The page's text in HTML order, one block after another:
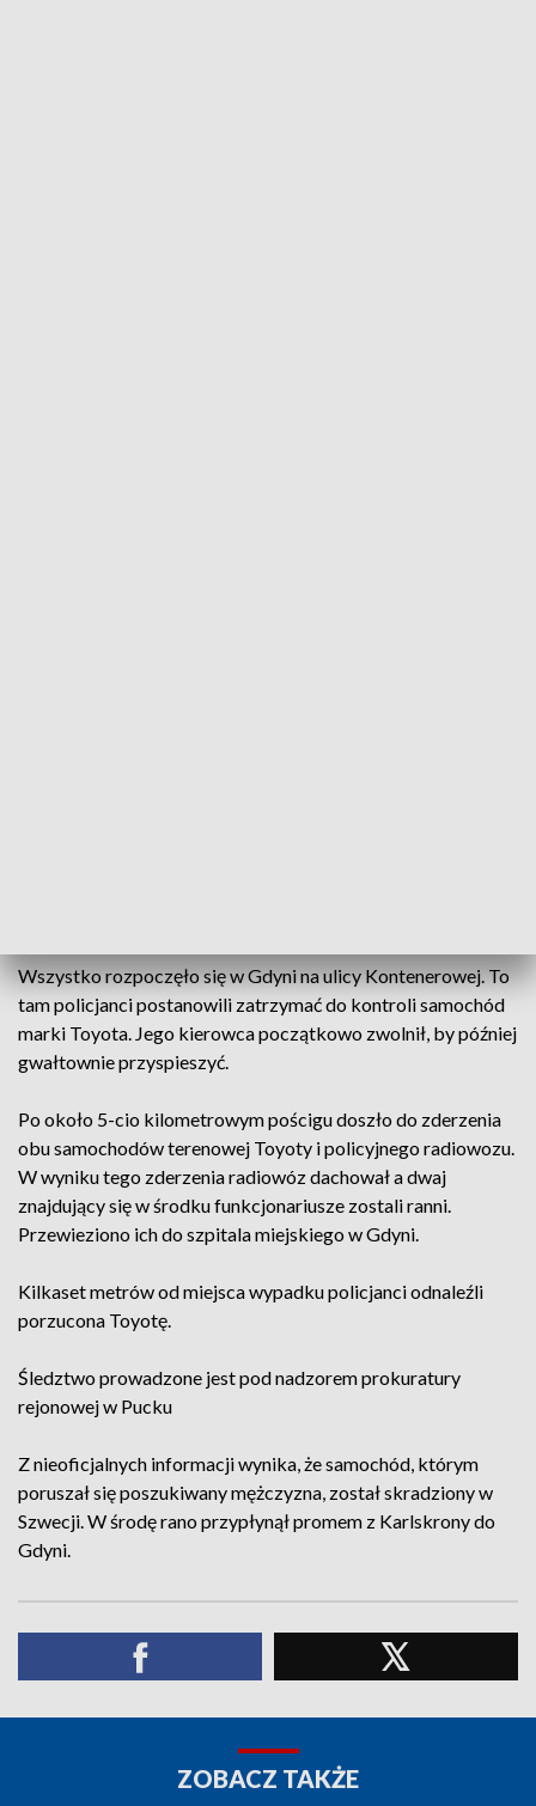
Wszystko rozpoczęło się w Gdyni na ulicy Kontenerowej. To
tam policjanci postanowili zatrzymać do kontroli samochód
marki Toyota. Jego kierowca początkowo zwolnił, by później
gwałtownie przyspieszyć.
Po około 5-cio kilometrowym pościgu doszło do zderzenia
obu samochodów terenowej Toyoty i policyjnego radiowozu.
W wyniku tego zderzenia radiowóz dachował a dwaj
znajdujący się w środku funkcjonariusze zostali ranni.
Przewieziono ich do szpitala miejskiego w Gdyni.
Kilkaset metrów od miejsca wypadku policjanci odnaleźli
porzucona Toyotę.
Śledztwo prowadzone jest pod nadzorem prokuratury
rejonowej w Pucku
Z nieoficjalnych informacji wynika, że samochód, którym
poruszał się poszukiwany mężczyzna, został skradziony w
Szwecji. W środę rano przypłynął promem z Karlskrony do
Gdyni.
ZOBACZ TAKŻE